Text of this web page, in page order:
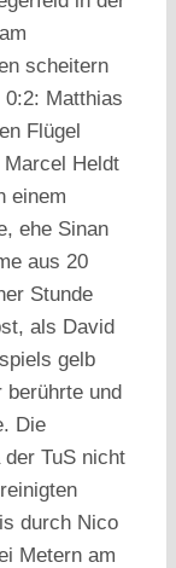
scheitern
Matthias
Flügel
Heldt
einem
ehe Sinan
aus 20
Stunde
als David
gelb
berührte und
Die
TuS nicht
durch Nico
Metern am